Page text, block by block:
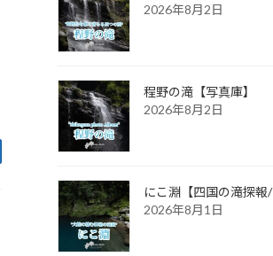
2026年8月2日
程野の滝【写真庫】
2026年8月2日
にこ淵【四国の滝探報/
2026年8月1日